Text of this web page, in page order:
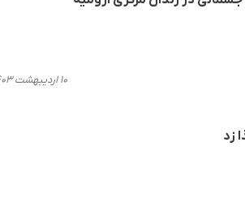
۱۰ اردیبهشت ۱۴۰۳، ۱۱:۰۷
زد